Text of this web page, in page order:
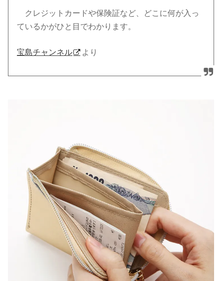
クレジットカードや保険証など、どこに何が入っ
ているかがひと目でわかります。
宝島チャンネル より